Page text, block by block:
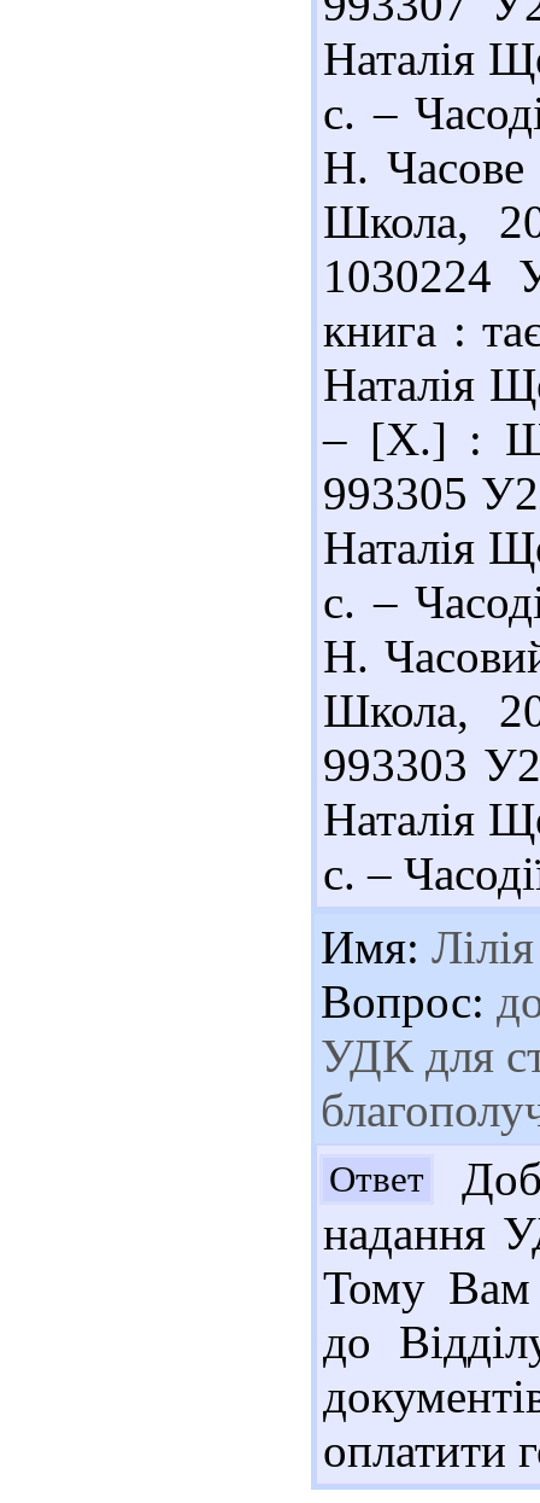
Наталія
с. –
Н.
Школа,
1030224
книга :
Наталія
– [Х.] :
993305
Наталія
с. –
Н.
Школа,
993303
Наталія
с. –
Имя: Лілія
Вопрос:
УДК для
Ответ
надання
Тому Вам
до
оплатити